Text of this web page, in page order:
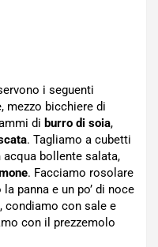
i seguenti
mezzo bicchiere di
di burro di soia,
. Tagliamo a cubetti
bollente salata,
. Facciamo rosolare
panna e un po’ di noce
condiamo con sale e
con il prezzemolo